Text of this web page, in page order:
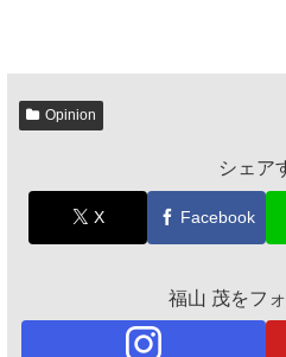
Opinion
シェア
X Facebook
福山 茂をフ